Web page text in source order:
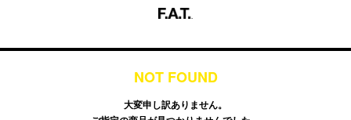
NOT FOUND
大変申し訳ありません。